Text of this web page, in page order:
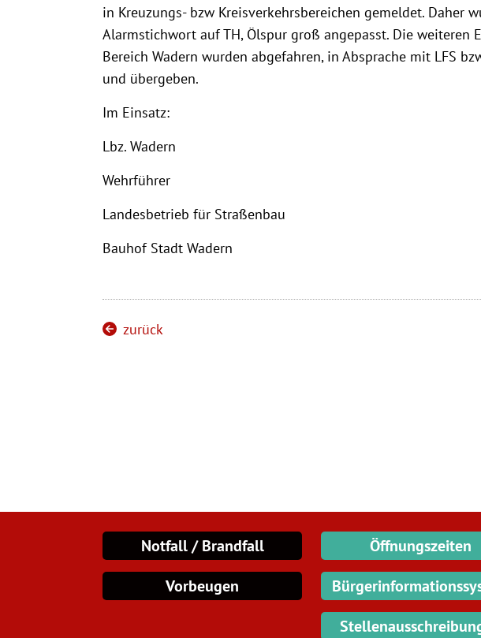
in Kreuzungs- bzw Kreisverkehrsbereichen gemeldet. Daher
Alarmstichwort auf TH, Ölspur groß angepasst. Die weiteren
Bereich Wadern wurden abgefahren, in Absprache mit LFS
und übergeben.
Im Einsatz:
Lbz. Wadern
Wehrführer
Landesbetrieb für Straßenbau
Bauhof Stadt Wadern
zurück
Notfall / Brandfall
Vorbeugen
Öffnungszeiten